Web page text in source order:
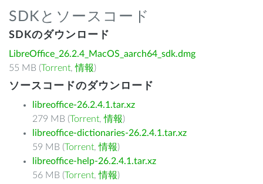
SDKとソースコード
SDKのダウンロード
LibreOffice_26.2.4_MacOS_aarch64_sdk.dmg
55 MB (Torrent,情報)
ソースコードのダウンロード
libreoffice-26.2.4.1.tar.xz
279 MB (Torrent,情報)
libreoffice-dictionaries-26.2.4.1.tar.xz
59 MB (Torrent,情報)
libreoffice-help-26.2.4.1.tar.xz
56 MB (Torrent,情報)